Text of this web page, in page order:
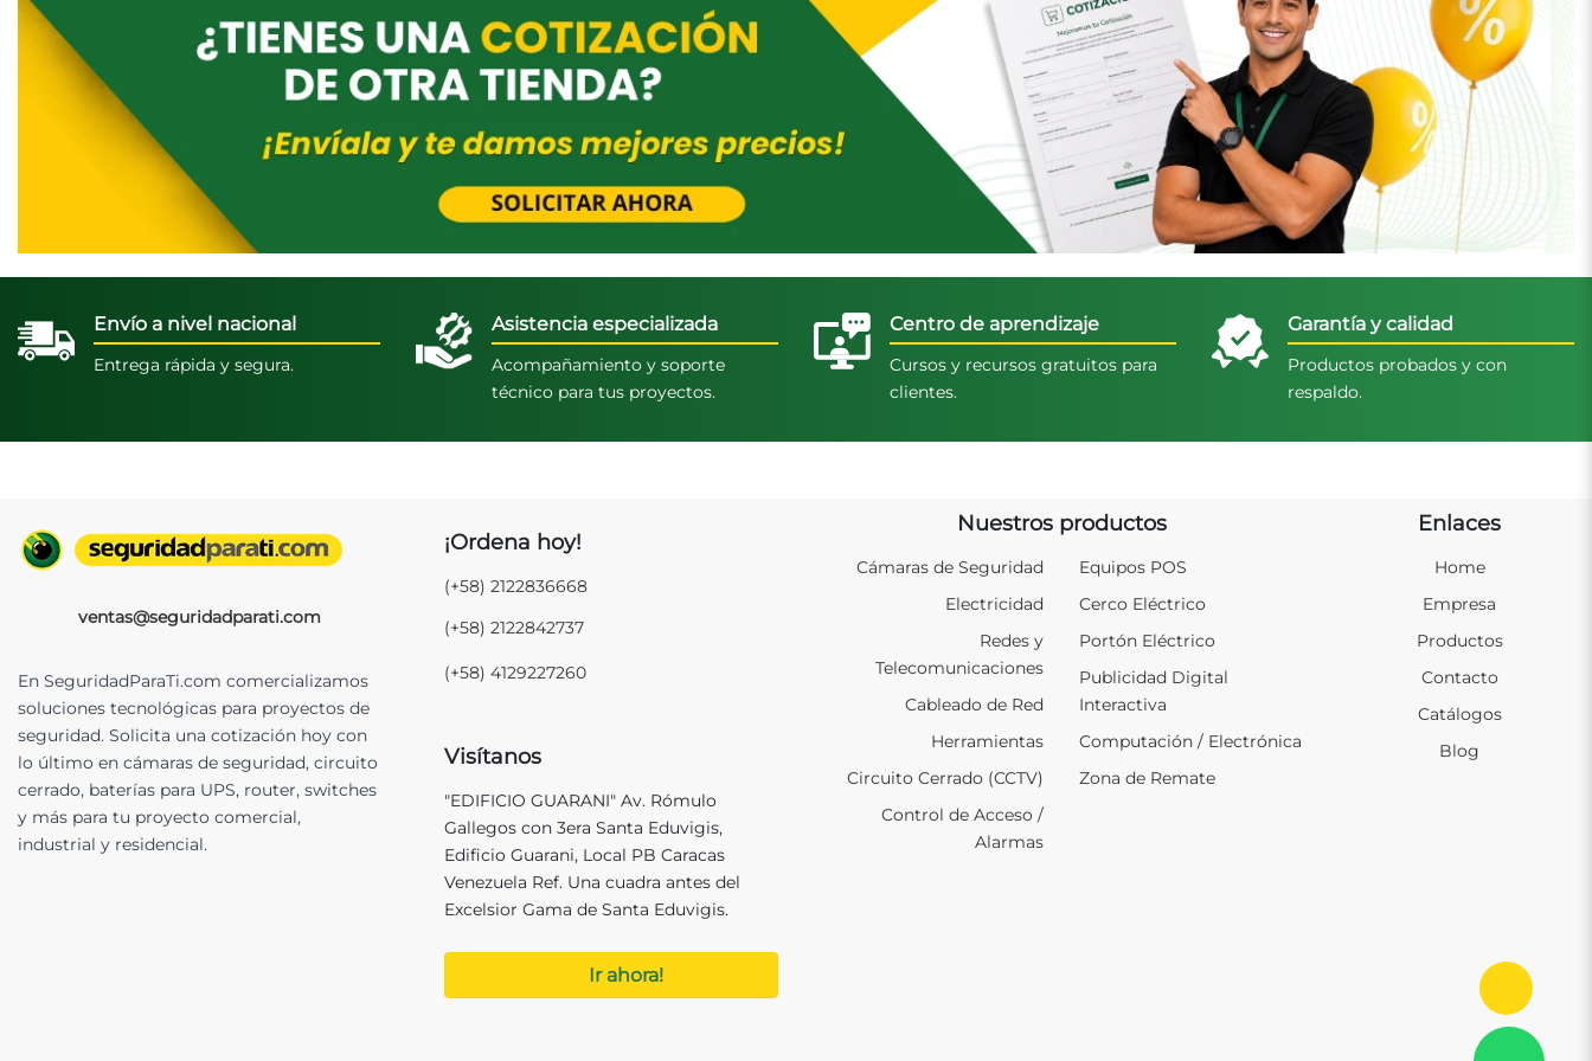
Ir al
Envío a nivel nacional
Entrega rápida y segura.
Asistencia especializada
Acompañamiento y soporte
técnico para tus proyectos.
Centro de aprendizaje
Cursos y recursos gratuitos para
clientes.
Garantía y calidad
Productos probados y con
respaldo.
ventas@seguridadparati.com
En SeguridadParaTi.com comercializamos
soluciones tecnológicas para proyectos de
seguridad. Solicita una cotización hoy con
lo último en cámaras de seguridad, circuito
cerrado, baterías para UPS, router, switches
y más para tu proyecto comercial,
industrial y residencial.
¡Ordena hoy!
(+58) 2122836668
(+58) 2122842737
(+58) 4129227260
Visítanos
"EDIFICIO GUARANI" Av. Rómulo
Gallegos con 3era Santa Eduvigis,
Edificio Guarani, Local PB Caracas
Venezuela Ref. Una cuadra antes del
Excelsior Gama de Santa Eduvigis.
Ir ahora!
Nuestros productos
Cámaras de Seguridad
Electricidad
Redes y
Telecomunicaciones
Cableado de Red
Herramientas
Circuito Cerrado (CCTV)
Control de Acceso /
Alarmas
Equipos POS
Cerco Eléctrico
Portón Eléctrico
Publicidad Digital
Interactiva
Computación / Electrónica
Zona de Remate
Enlaces
Home
Empresa
Productos
Contacto
Catálogos
Blog